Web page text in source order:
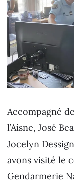
Accompagné
l’Aisne, José
Jocelyn
avons visité le
Gendarmerie